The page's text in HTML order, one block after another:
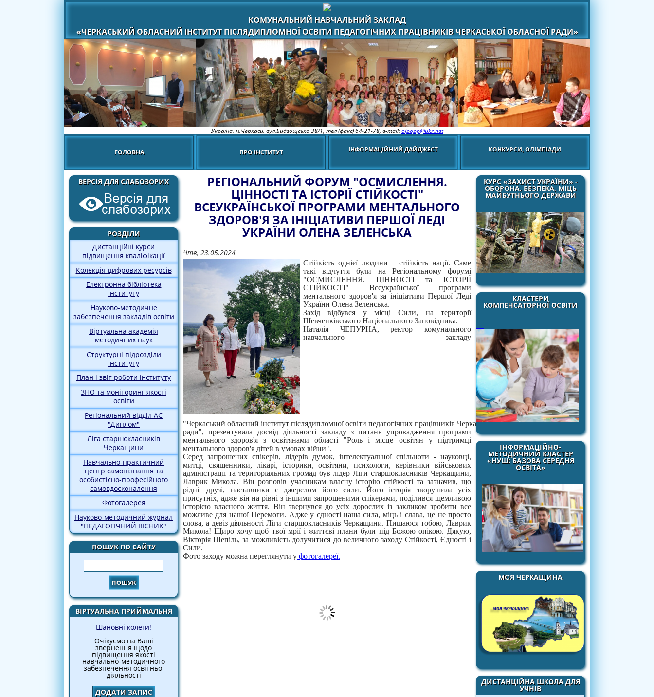
КОМУНАЛЬНИЙ НАВЧАЛЬНИЙ ЗАКЛАД
«ЧЕРКАСЬКИЙ ОБЛАСНИЙ ІНСТИТУТ ПІСЛЯДИПЛОМНОЇ ОСВІТИ ПЕДАГОГІЧНИХ ПРАЦІВНИКІВ ЧЕРКАСЬКОЇ ОБЛАСНОЇ РАДИ»
Україна. м.Черкаси. вул.Бидгощська 38/1, тел (факс) 64-21-78, e-mail:oipopp@ukr.net
ГОЛОВНА ПРО ІНСТИТУТ ІНФОРМАЦІЙНИЙ ДАЙДЖЕСТ КОНКУРСИ, ОЛІМПІАДИ
ВЕРСІЯ ДЛЯ СЛАБОЗОРИХ
РОЗДІЛИ
Дистанційні курси
підвищення кваліфікації
Колекція цифрових ресурсів
Електронна бібліотека
інституту
Науково-методичне
забезпечення закладів освіти
Віртуальна академія
методичних наук
Структурні підрозділи
інституту
План і звіт роботи інституту
ЗНО та моніторинг якості
освіти
Регіональний відділ АС
"Диплом"
Ліга старшокласників
Черкащини
Навчально-практичний
центр самопізнання та
особистісно-професійного
самовдосконалення
Фотогалерея
Науково-методичний журнал
"ПЕДАГОГІЧНИЙ ВІСНИК"
ПОШУК ПО САЙТУ
Пошук
ВІРТУАЛЬНА ПРИЙМАЛЬНЯ
Шановні колеги!
Очікуємо на Ваші
звернення щодо
підвищення якості
навчально-методичного
забезпечення освітньої
діяльності
ДОДАТИ ЗАПИС
КУРС «ЗАХИСТ УКРАЇНИ» -
ОБОРОНА, БЕЗПЕКА, МІЦЬ
МАЙБУТНЬОГО ДЕРЖАВИ
КЛАСТЕРИ
КОМПЕНСАТОРНОЇ ОСВІТИ
ІНФОРМАЦІЙНО-
МЕТОДИЧНИЙ КЛАСТЕР
«НУШ: БАЗОВА СЕРЕДНЯ
ОСВІТА»
МОЯ ЧЕРКАЩИНА
ДИСТАНЦІЙНА ШКОЛА ДЛЯ
УЧНІВ
РЕГІОНАЛЬНИЙ ФОРУМ "ОСМИСЛЕННЯ.
ЦІННОСТІ ТА ІСТОРІЇ СТІЙКОСТІ"
ВСЕУКРАЇНСЬКОЇ ПРОГРАМИ МЕНТАЛЬНОГО
ЗДОРОВ'Я ЗА ІНІЦІАТИВИ ПЕРШОЇ ЛЕДІ
УКРАЇНИ ОЛЕНА ЗЕЛЕНСЬКА
Чтв, 23.05.2024
Стійкість однієї людини – стійкість нації. Саме
такі відчуття були на Регіональному форумі
"ОСМИСЛЕННЯ. ЦІННОСТІ та ІСТОРІЇ
СТІЙКОСТІ" Всеукраїнської програми
ментального здоров'я за ініціативи Першої Леді
України Олена Зеленська.
Захід відбувся у місці Сили, на території
Шевченківського Національного Заповідника.
Наталія ЧЕПУРНА, ректор комунального
навчального закладу
"Черкаський обласний інститут післядипломної освіти педагогічних працівників Черкаської обласної
ради", презентувала досвід діяльності закладу з питань упровадження програми
ментального здоров'я з освітянами області "Роль і місце освітян у підтримці
ментального здоров'я дітей в умовах війни".
Серед запрошених спікерів, лідерів думок, інтелектуальної спільноти - науковці,
митці, священники, лікарі, історики, освітяни, психологи, керівники військових
адміністрації та територіальних громад був лідер Ліги старшокласників Черкащини,
Лаврик Микола. Він розповів учасникам власну історію стійкості та зазначив, що
рідні, друзі, наставники є джерелом його сили. Його історія зворушила усіх
присутніх, адже він на рівні з іншими запрошеними спікерами, поділився щемливою
історією власного життя. Він звернувся до усіх дорослих із закликом зробити все
можливе для нашої Перемоги. Адже у єдності наша сила, міць і слава, це не просто
слова, а девіз діяльності Ліги старшокласників Черкащини. Пишаюся тобою, Лаврик
Микола! Щиро хочу щоб твої мрії і життєві плани були під Божою опікою. Дякую,
Вікторія Шепіль, за можливість долучитися до величного заходу Стійкості, Єдності і
Сили.
Фото заходу можна переглянути у фотогалереї.